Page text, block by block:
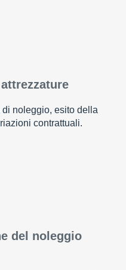
noleggio, esito della
contrattuali.
del noleggio